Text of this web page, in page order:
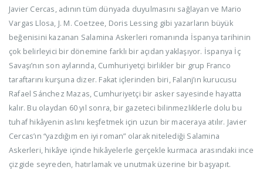
Javier Cercas, adının tüm dünyada duyulmasını sağlayan ve Mario
Vargas Llosa, J. M. Coetzee, Doris Lessing gibi yazarların büyük
beğenisini kazanan Salamina Askerleri romanında İspanya tarihinin
çok belirleyici bir dönemine farklı bir açıdan yaklaşıyor. İspanya İç
Savaşı’nın son aylarında, Cumhuriyetçi birlikler bir grup Franco
taraftarını kurşuna dizer. Fakat içlerinden biri, Falanj’ın kurucusu
Rafael Sánchez Mazas, Cumhuriyetçi bir asker sayesinde hayatta
kalır. Bu olaydan 60 yıl sonra, bir gazeteci bilinmezliklerle dolu bu
tuhaf hikâyenin aslını keşfetmek için uzun bir maceraya atılır. Javier
Cercas’ın “yazdığım en iyi roman” olarak nitelediği Salamina
Askerleri, hikâye içinde hikâyelerle gerçekle kurmaca arasındaki ince
çizgide seyreden, hatırlamak ve unutmak üzerine bir başyapıt.